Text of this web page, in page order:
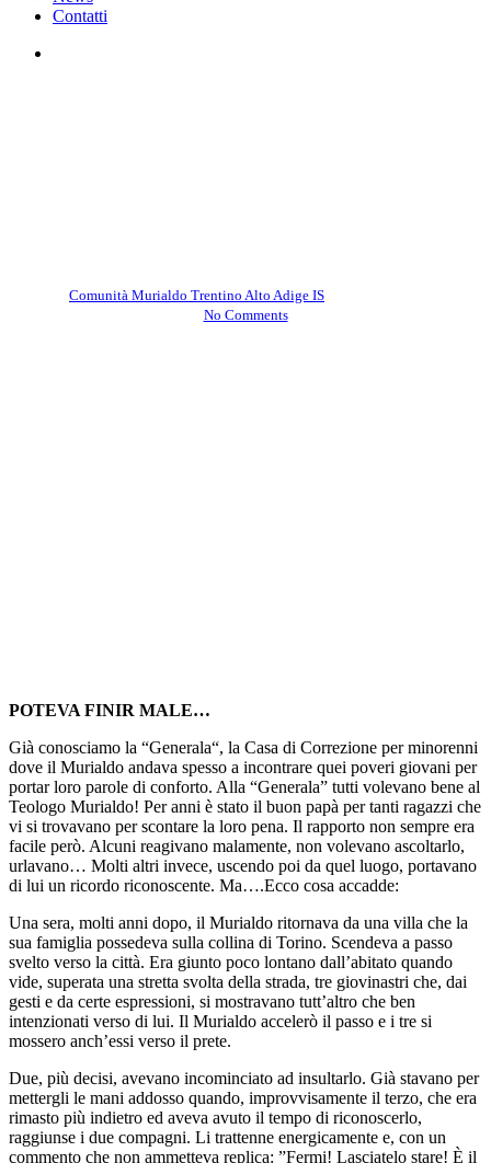
Contatti
Comunità Murialdo Trentino Alto Adige IS
No Comments
POTEVA FINIR MALE…
Già conosciamo la “Generala“, la Casa di Correzione per minorenni
dove il Murialdo andava spesso a incontrare quei poveri giovani per
portar loro parole di conforto. Alla “Generala” tutti volevano bene al
Teologo Murialdo! Per anni è stato il buon papà per tanti ragazzi che
vi si trovavano per scontare la loro pena. Il rapporto non sempre era
facile però. Alcuni reagivano malamente, non volevano ascoltarlo,
urlavano… Molti altri invece, uscendo poi da quel luogo, portavano
di lui un ricordo riconoscente. Ma….Ecco cosa accadde:
Una sera, molti anni dopo, il Murialdo ritornava da una villa che la
sua famiglia possedeva sulla collina di Torino. Scendeva a passo
svelto verso la città. Era giunto poco lontano dall’abitato quando
vide, superata una stretta svolta della strada, tre giovinastri che, dai
gesti e da certe espressioni, si mostravano tutt’altro che ben
intenzionati verso di lui. Il Murialdo accelerò il passo e i tre si
mossero anch’essi verso il prete.
Due, più decisi, avevano incominciato ad insultarlo. Già stavano per
mettergli le mani addosso quando, improvvisamente il terzo, che era
rimasto più indietro ed aveva avuto il tempo di riconoscerlo,
raggiunse i due compagni. Li trattenne energicamente e, con un
commento che non ammetteva replica: ”Fermi! Lasciatelo stare! È il